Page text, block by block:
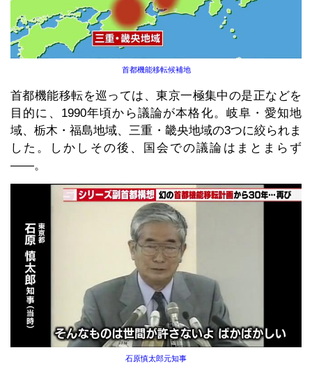
首都機能移転候補地
首都機能移転を巡っては、東京一極集中の是正などを
目的に、1990年頃から議論が本格化。岐阜・愛知地
域、栃木・福島地域、三重・畿央地域の3つに絞られま
した。しかしその後、国会での議論はまとまらず
――。
石原慎太郎元知事